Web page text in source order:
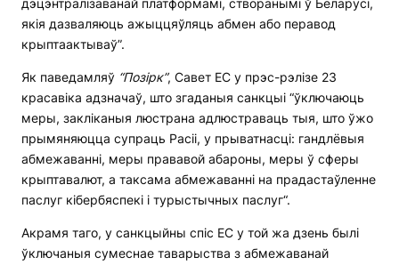
дэцэнтралізаванай платформамі, створанымі ў Беларусі,
якія дазваляюць ажыццяўляць абмен або перавод
крыптаактываў”.
Як паведамляў “Позірк”, Савет ЕС у прэс-рэлізе 23
красавіка адзначаў, што згаданыя санкцыі “ўключаюць
меры, закліканыя люстрана адлюстраваць тыя, што ўжо
прымяняюцца супраць Расіі, у прыватнасці: гандлёвыя
абмежаванні, меры прававой абароны, меры ў сферы
крыптавалют, а таксама абмежаванні на прадастаўленне
паслуг кібербяспекі і турыстычных паслуг“.
Акрамя таго, у санкцыйны спіс ЕС у той жа дзень былі
ўключаныя сумеснае таварыства з абмежаванай